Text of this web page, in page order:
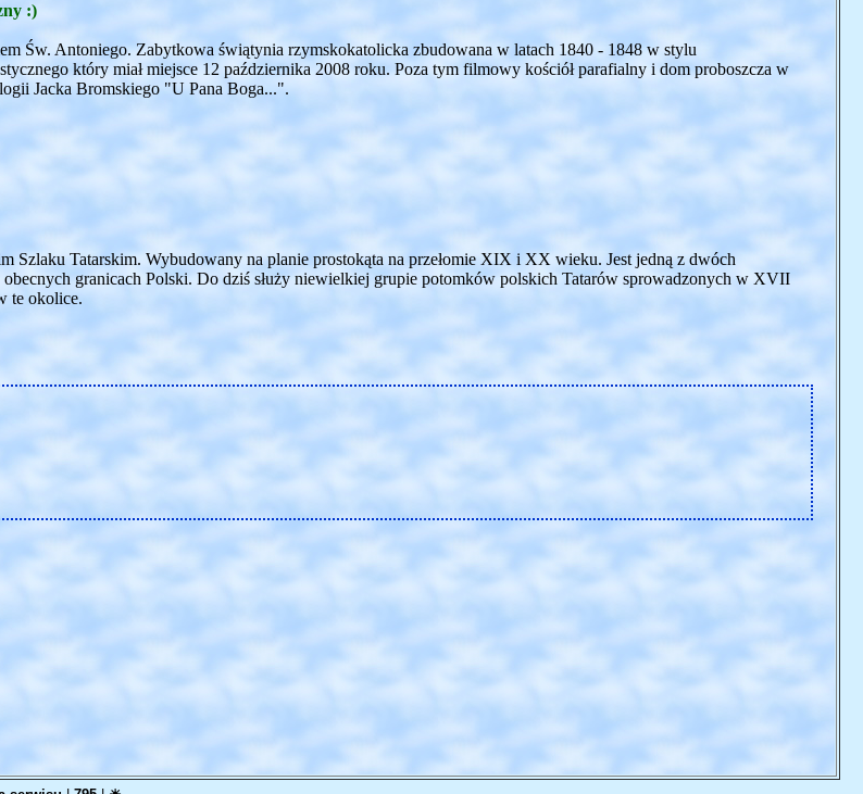
:)
Św. Antoniego. Zabytkowa świątynia rzymskokatolicka zbudowana w latach 1840 - 1848 w stylu
który miał miejsce 12 października 2008 roku. Poza tym filmowy kościół parafialny i dom proboszcza w
Jacka Bromskiego "U Pana Boga...".
Szlaku Tatarskim. Wybudowany na planie prostokąta na przełomie XIX i XX wieku. Jest jedną z dwóch
obecnych granicach Polski. Do dziś służy niewielkiej grupie potomków polskich Tatarów sprowadzonych w XVII
te okolice.